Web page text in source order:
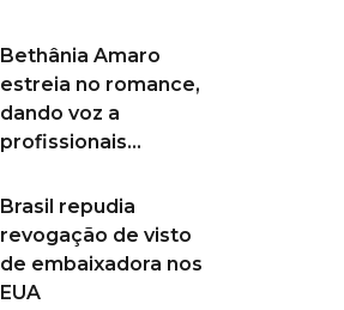
Bethânia Amaro
estreia no romance,
dando voz a
profissionais...
Brasil repudia
revogação de visto
de embaixadora nos
EUA